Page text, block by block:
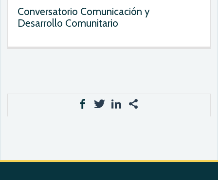
Conversatorio Comunicación y
Desarrollo Comunitario